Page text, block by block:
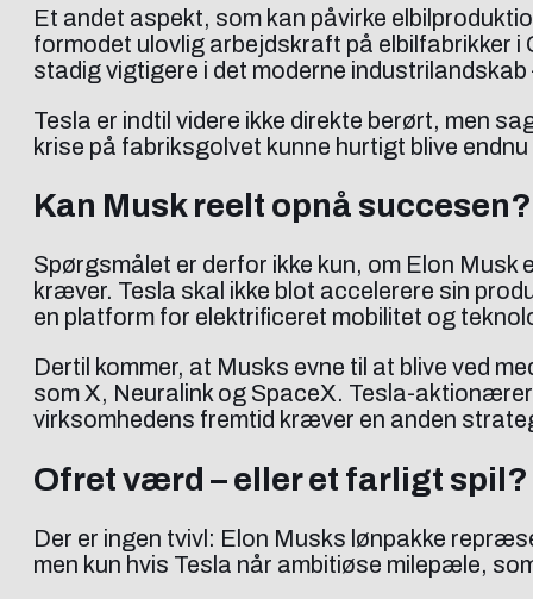
Et andet aspekt, som kan påvirke
formodet ulovlig arbejdskraft på elbilfabrikker
stadig vigtigere i det moderne
Tesla er indtil videre ikke direkte berørt, men
krise på fabriksgolvet kunne hurtigt blive
Kan Musk reelt opnå succesen?
Spørgsmålet er derfor ikke kun, om Elon
kræver. Tesla skal ikke blot accelerere sin
en platform for elektrificeret mobilitet og
Dertil kommer, at Musks evne til at blive ved
som X, Neuralink og SpaceX. Tesla-
virksomhedens fremtid kræver en anden
Ofret værd – eller et farligt spil?
Der er ingen tvivl: Elon Musks lønpakke
men kun hvis Tesla når ambitiøse milepæle,